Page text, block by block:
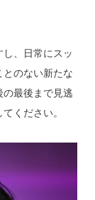
、日常にスッ
とのない新たな
最後まで見逃
ください。